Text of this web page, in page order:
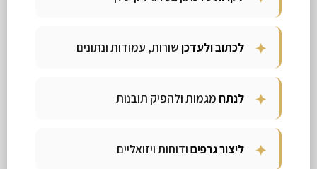
לכתוב ולעדכןשורות, עמודות ונתונים
לנתח מגמות ולהפיק תובנות
ליצור גרפיםודוחות ויזואליים